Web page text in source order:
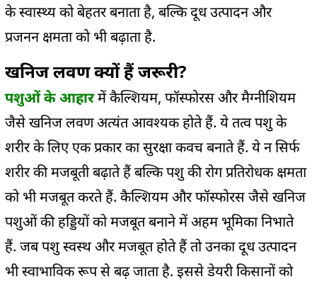
के स्वास्थ्य को बेहतर बनाता है, बल्कि दूध उत्पादन और
प्रजनन क्षमता को भी बढ़ाता है.
खनिज लवण क्यों हैं जरूरी?
पशुओं के आहारमें कैल्शियम, फॉस्फोरस और मैग्नीशियम
जैसे खनिज लवण अत्यंत आवश्यक होते हैं. ये तत्व पशु के
शरीर के लिए एक प्रकार का सुरक्षा कवच बनाते हैं. ये न सिर्फ
शरीर की मजबूती बढ़ाते हैं बल्कि पशु की रोग प्रतिरोधक क्षमता
को भी मजबूत करते हैं. कैल्शियम और फॉस्फोरस जैसे खनिज
पशुओं की हड्डियों को मजबूत बनाने में अहम भूमिका निभाते
हैं. जब पशु स्वस्थ और मजबूत होते हैं तो उनका दूध उत्पादन
भी स्वाभाविक रूप से बढ़ जाता है. इससे डेयरी किसानों को